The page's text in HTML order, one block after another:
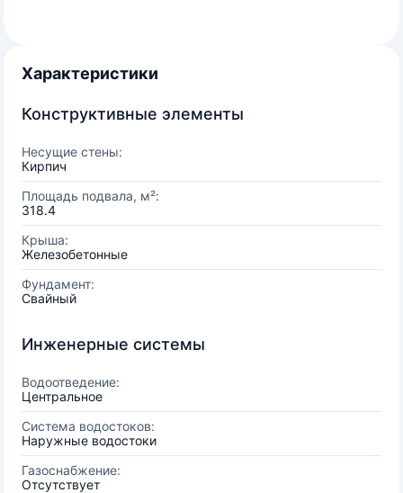
Характеристики
Конструктивные элементы
Несущие стены:
Кирпич
Площадь подвала, м²:
318.4
Крыша:
Железобетонные
Фундамент:
Свайный
Инженерные системы
Водоотведение:
Центральное
Система водостоков:
Наружные водостоки
Газоснабжение:
Отсутствует